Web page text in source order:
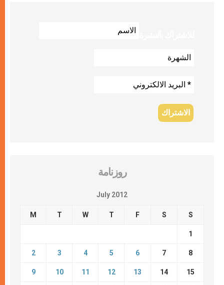
روزنامة
July 2012
M T W T F S S
1
2 3 4 5 6 7 8
9 10 11 12 13 14 15